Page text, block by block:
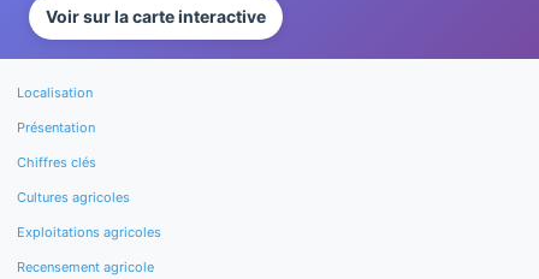
Voir sur la carte interactive
Localisation
Présentation
Chiffres clés
Cultures agricoles
Exploitations agricoles
Recensement agricole